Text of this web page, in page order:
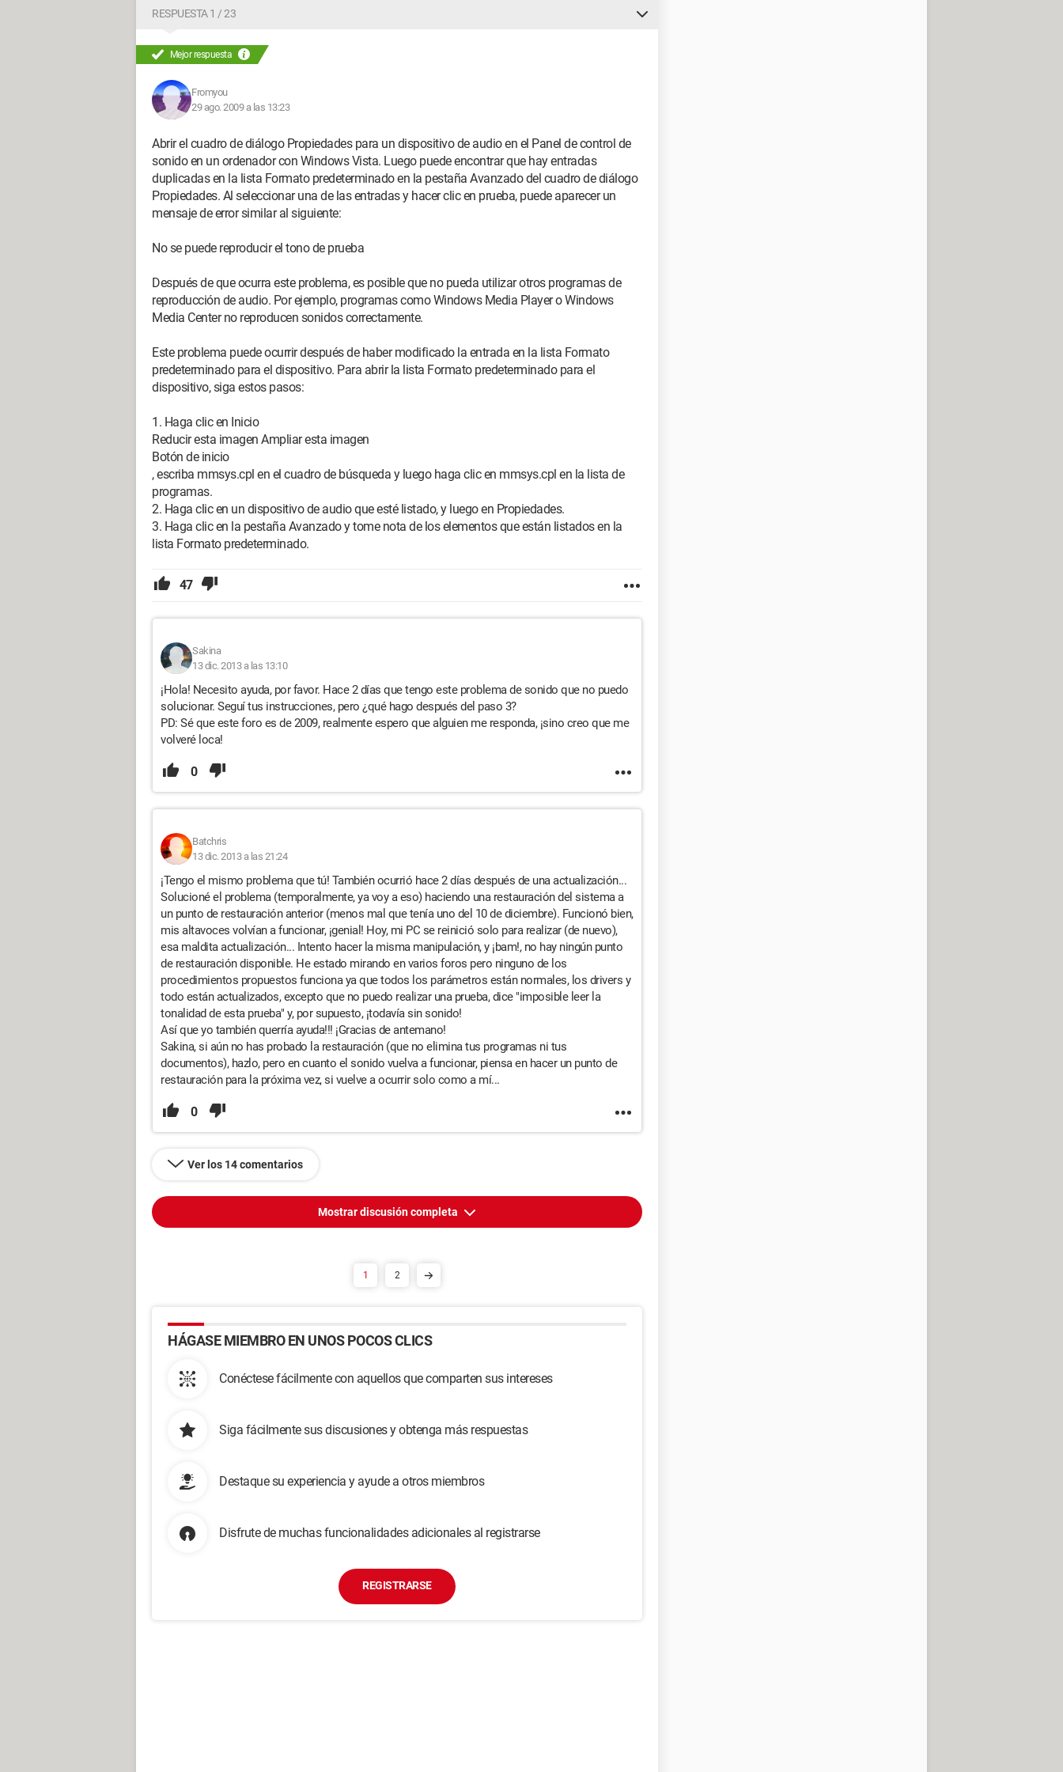
RESPUESTA 1 / 23
Mejor respuesta
Fromyou
29 ago. 2009 a las 13:23
Abrir el cuadro de diálogo Propiedades para un dispositivo de audio en el Panel de control de
sonido en un ordenador con Windows Vista. Luego puede encontrar que hay entradas
duplicadas en la lista Formato predeterminado en la pestaña Avanzado del cuadro de diálogo
Propiedades. Al seleccionar una de las entradas y hacer clic en prueba, puede aparecer un
mensaje de error similar al siguiente:
No se puede reproducir el tono de prueba
Después de que ocurra este problema, es posible que no pueda utilizar otros programas de
reproducción de audio. Por ejemplo, programas como Windows Media Player o Windows
Media Center no reproducen sonidos correctamente.
Este problema puede ocurrir después de haber modificado la entrada en la lista Formato
predeterminado para el dispositivo. Para abrir la lista Formato predeterminado para el
dispositivo, siga estos pasos:
1. Haga clic en Inicio
Reducir esta imagen Ampliar esta imagen
Botón de inicio
, escriba mmsys.cpl en el cuadro de búsqueda y luego haga clic en mmsys.cpl en la lista de
programas.
2. Haga clic en un dispositivo de audio que esté listado, y luego en Propiedades.
3. Haga clic en la pestaña Avanzado y tome nota de los elementos que están listados en la
lista Formato predeterminado.
47
Sakina
13 dic. 2013 a las 13:10
¡Hola! Necesito ayuda, por favor. Hace 2 días que tengo este problema de sonido que no puedo
solucionar. Seguí tus instrucciones, pero ¿qué hago después del paso 3?
PD: Sé que este foro es de 2009, realmente espero que alguien me responda, ¡sino creo que me
volveré loca!
0
Batchris
13 dic. 2013 a las 21:24
¡Tengo el mismo problema que tú! También ocurrió hace 2 días después de una actualización...
Solucioné el problema (temporalmente, ya voy a eso) haciendo una restauración del sistema a
un punto de restauración anterior (menos mal que tenía uno del 10 de diciembre). Funcionó bien,
mis altavoces volvían a funcionar, ¡genial! Hoy, mi PC se reinició solo para realizar (de nuevo),
esa maldita actualización... Intento hacer la misma manipulación, y ¡bam!, no hay ningún punto
de restauración disponible. He estado mirando en varios foros pero ninguno de los
procedimientos propuestos funciona ya que todos los parámetros están normales, los drivers y
todo están actualizados, excepto que no puedo realizar una prueba, dice "imposible leer la
tonalidad de esta prueba" y, por supuesto, ¡todavía sin sonido!
Así que yo también querría ayuda!!! ¡Gracias de antemano!
Sakina, si aún no has probado la restauración (que no elimina tus programas ni tus
documentos), hazlo, pero en cuanto el sonido vuelva a funcionar, piensa en hacer un punto de
restauración para la próxima vez, si vuelve a ocurrir solo como a mí...
0
Ver los 14 comentarios
Mostrar discusión completa
1 2
HÁGASE MIEMBRO EN UNOS POCOS CLICS
Conéctese fácilmente con aquellos que comparten sus intereses
Siga fácilmente sus discusiones y obtenga más respuestas
Destaque su experiencia y ayude a otros miembros
Disfrute de muchas funcionalidades adicionales al registrarse
REGISTRARSE